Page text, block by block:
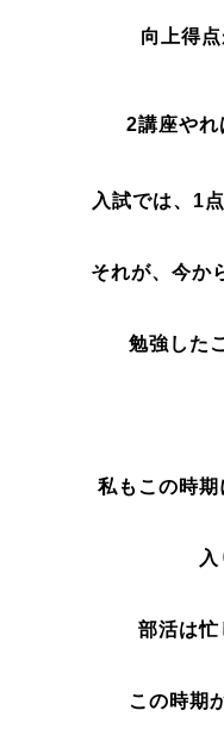
向上得
2講座やれ
入試では、1
それが、今か
勉強した
私もこの時
入
部活は忙
この時期